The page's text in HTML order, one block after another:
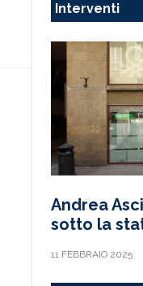
Interventi
Andrea
sotto la
11 FEBBRAIO 2025